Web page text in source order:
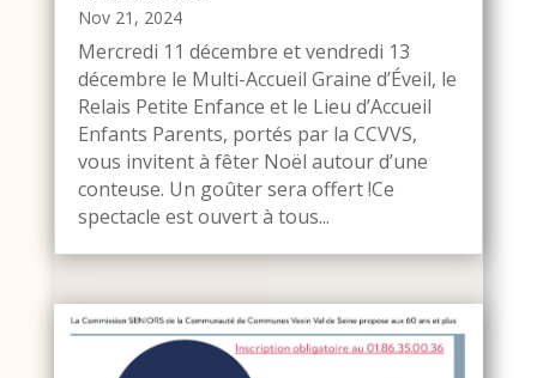
Nov 21, 2024
Mercredi 11 décembre et vendredi 13
décembre le Multi-Accueil Graine d’Éveil, le
Relais Petite Enfance et le Lieu d’Accueil
Enfants Parents, portés par la CCVVS,
vous invitent à fêter Noël autour d’une
conteuse. Un goûter sera offert !Ce
spectacle est ouvert à tous...